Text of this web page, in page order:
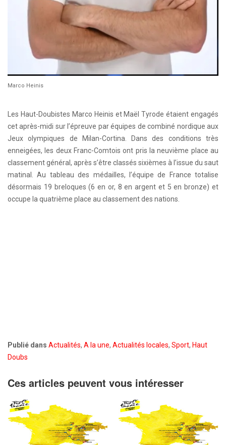
Marco Heinis
Les Haut-Doubistes Marco Heinis et Maël Tyrode étaient engagés
cet après-midi sur l’épreuve par équipes de combiné nordique aux
Jeux olympiques de Milan-Cortina. Dans des conditions très
enneigées, les deux Franc-Comtois ont pris la neuvième place au
classement général, après s’être classés sixièmes à l’issue du saut
matinal. Au tableau des médailles, l’équipe de France totalise
désormais 19 breloques (6 en or, 8 en argent et 5 en bronze) et
occupe la quatrième place au classement des nations.
Publié dans Actualités, A la une, Actualités locales, Sport, Haut
Doubs
Ces articles peuvent vous intéresser